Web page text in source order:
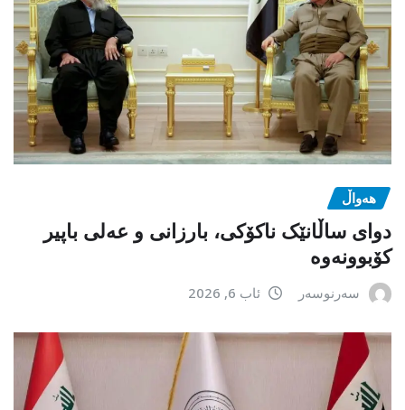
هەواڵ
دوای ساڵانێک ناکۆکی، بارزانی و عەلی باپیر
کۆبوونەوە
سەرنوسەر ئاب 6, 2026